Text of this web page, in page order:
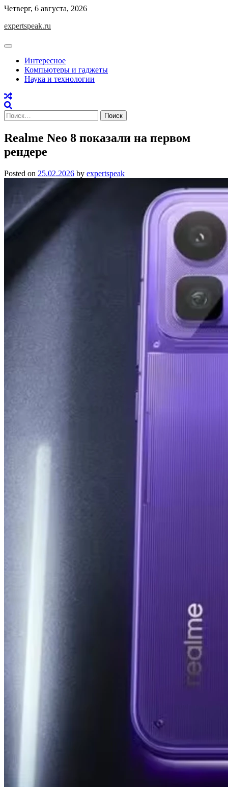
Skip
content
Четверг, 6 августа, 2026
expertspeak.ru
Интересное
Компьютеры и гаджеты
Наука и технологии
Найти:
Realme Neo 8 показали на первом
рендере
Posted on 25.02.2026 by expertspeak